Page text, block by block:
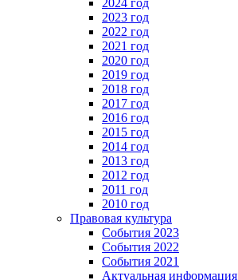
2024 год
2023 год
2022 год
2021 год
2020 год
2019 год
2018 год
2017 год
2016 год
2015 год
2014 год
2013 год
2012 год
2011 год
2010 год
Правовая культура
События 2023
События 2022
События 2021
Актуальная информация